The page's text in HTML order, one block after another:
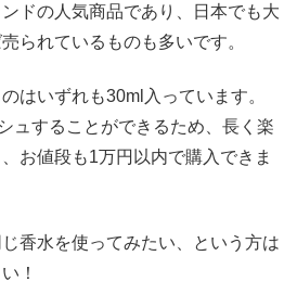
ドの人気商品であり、日本でも大
られているものも多いです。
はいずれも30ml入っています。
ュすることができるため、長く楽
お値段も1万円以内で購入できま
香水を使ってみたい、という方は
！